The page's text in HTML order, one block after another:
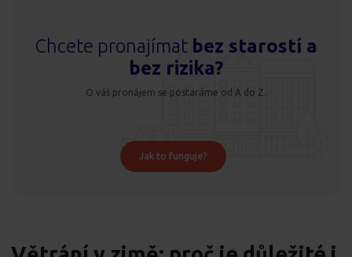
Chcete pronajímat bez starostí a
bez rizika?
O váš pronájem se postaráme od A do Z.
Jak to funguje?